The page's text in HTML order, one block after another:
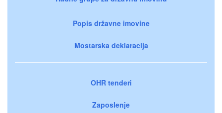
Popis državne imovine
Mostarska deklaracija
OHR tenderi
Zaposlenje